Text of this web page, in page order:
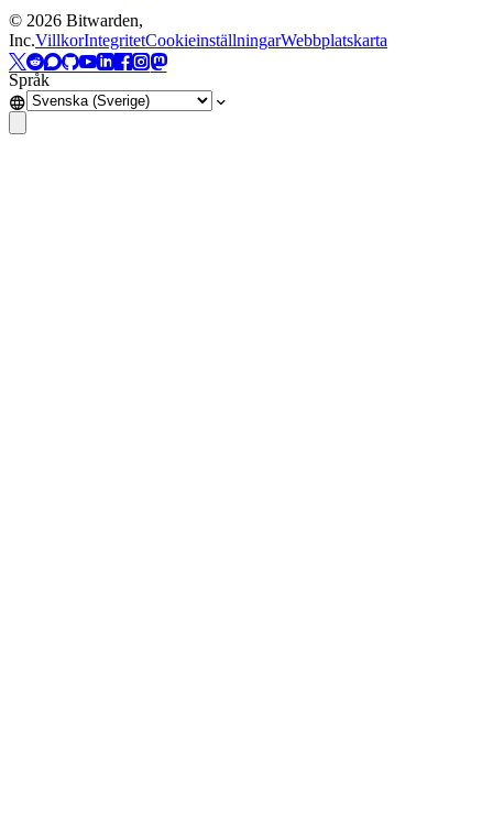
© 2026 Bitwarden,
Inc.VillkorIntegritetCookieinställningarWebbplatskarta
Språk